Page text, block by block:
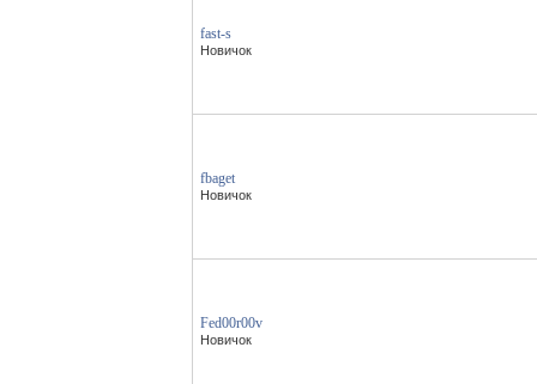
fast-s
Новичок
fbaget
Новичок
Fed00r00v
Новичок